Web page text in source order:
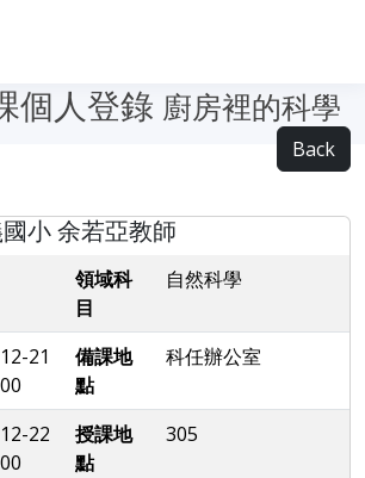
個人登錄 廚房裡的科學
Back
小 余若亞教師
領域科
目
自然科學
21
備課地
點
科任辦公室
22
授課地
點
305